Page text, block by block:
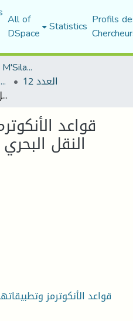
All of
DSpace Statistics Profils
Scientific Journals of M'Sila University
مجلة الأستاذ الباحث للدراسات القانونية والسياسية العدد 12
قواعد الأنكوترمز وتطبيقاتها على النقل البحري للبضائع في الجزائر
قواعد
النقل
قواعد الأنكوترمز